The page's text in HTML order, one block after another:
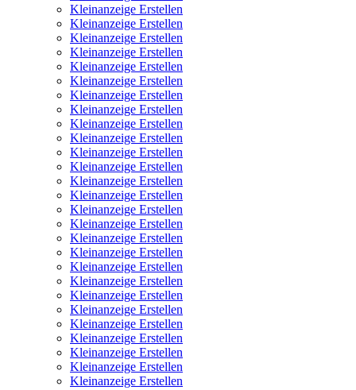
Kleinanzeige Erstellen
Kleinanzeige Erstellen
Kleinanzeige Erstellen
Kleinanzeige Erstellen
Kleinanzeige Erstellen
Kleinanzeige Erstellen
Kleinanzeige Erstellen
Kleinanzeige Erstellen
Kleinanzeige Erstellen
Kleinanzeige Erstellen
Kleinanzeige Erstellen
Kleinanzeige Erstellen
Kleinanzeige Erstellen
Kleinanzeige Erstellen
Kleinanzeige Erstellen
Kleinanzeige Erstellen
Kleinanzeige Erstellen
Kleinanzeige Erstellen
Kleinanzeige Erstellen
Kleinanzeige Erstellen
Kleinanzeige Erstellen
Kleinanzeige Erstellen
Kleinanzeige Erstellen
Kleinanzeige Erstellen
Kleinanzeige Erstellen
Kleinanzeige Erstellen
Kleinanzeige Erstellen